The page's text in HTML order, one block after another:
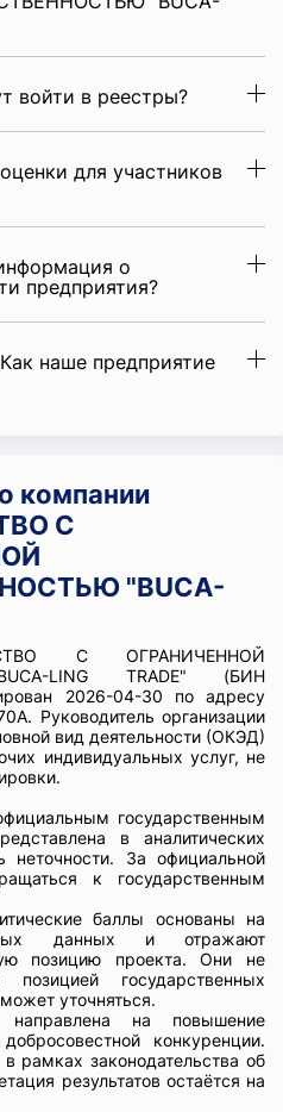
войти в реестры?
для участников
о
предприятия?
наше предприятие
компании
С
"BUCA-
С ОГРАНИЧЕННОЙ
LING TRADE" (БИН
2026-04-30 по адресу
Руководитель организации
вид деятельности (ОКЭД)
индивидуальных услуг, не
государственным
в аналитических
За официальной
к государственным
баллы основаны на
данных и отражают
позицию проекта. Они не
государственных
уточняться.
направлена на повышение
конкуренции.
рамках законодательства об
результатов остаётся на